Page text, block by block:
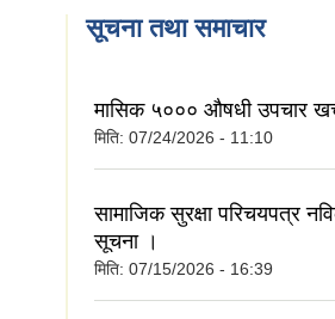
सूचना तथा समाचार
मासिक ५००० औषधी उपचार
मिति: 07/24/2026 - 11:10
सामाजिक सुरक्षा परिचयपत्र
सूचना ।
मिति: 07/15/2026 - 16:39